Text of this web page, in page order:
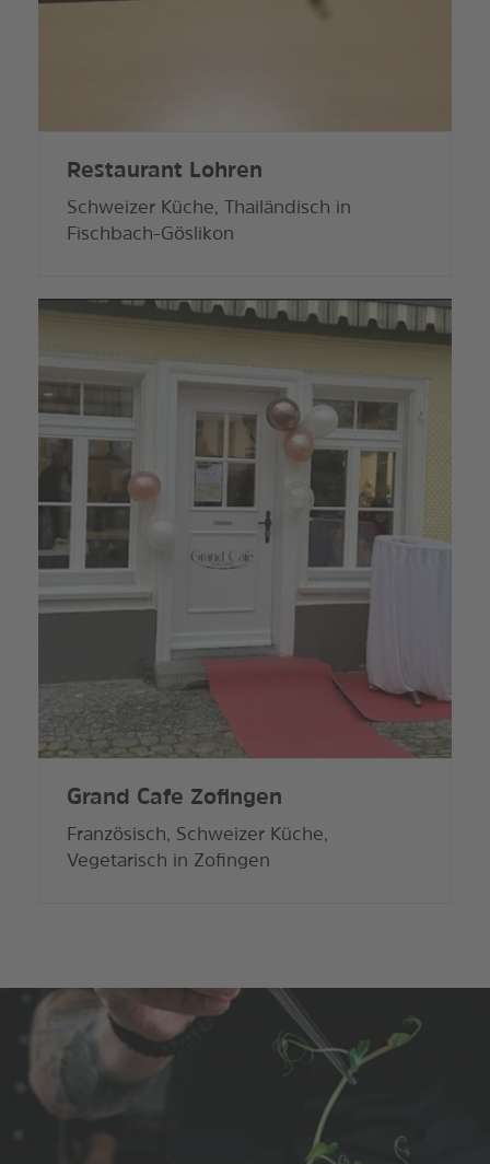
Restaurant Lohren
Schweizer Küche, Thailändisch in
Fischbach-Göslikon
Grand Cafe Zofingen
Französisch, Schweizer Küche,
Vegetarisch in Zofingen